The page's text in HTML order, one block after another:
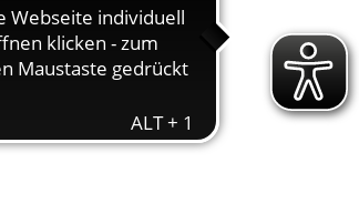
e.V.
Baden-
und die Politik.
in Stuttgart – hoch […]